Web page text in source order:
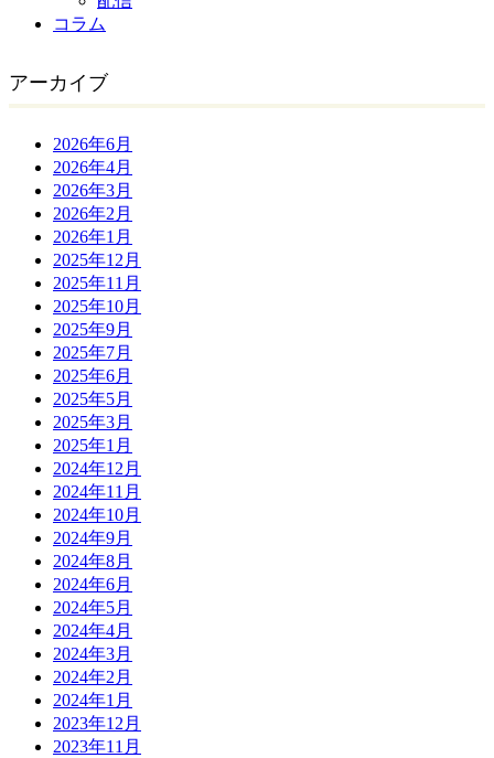
コラム
アーカイブ
2026年6月
2026年4月
2026年3月
2026年2月
2026年1月
2025年12月
2025年11月
2025年10月
2025年9月
2025年7月
2025年6月
2025年5月
2025年3月
2025年1月
2024年12月
2024年11月
2024年10月
2024年9月
2024年8月
2024年6月
2024年5月
2024年4月
2024年3月
2024年2月
2024年1月
2023年12月
2023年11月